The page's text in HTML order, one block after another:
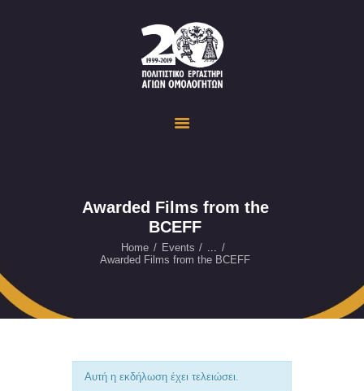
Awarded Films from the
BCEFF
Home Events
...
Awarded Films from the BCEFF
Politistiko Ergastiri Ayion Omoloyiton
The Cultural Workshop in Ayioi Omoloyites and its actions and activities
ΕΥΚΑΙΡΙΕΣ
Αυτή η εκδήλωση έχει τελειώσει.